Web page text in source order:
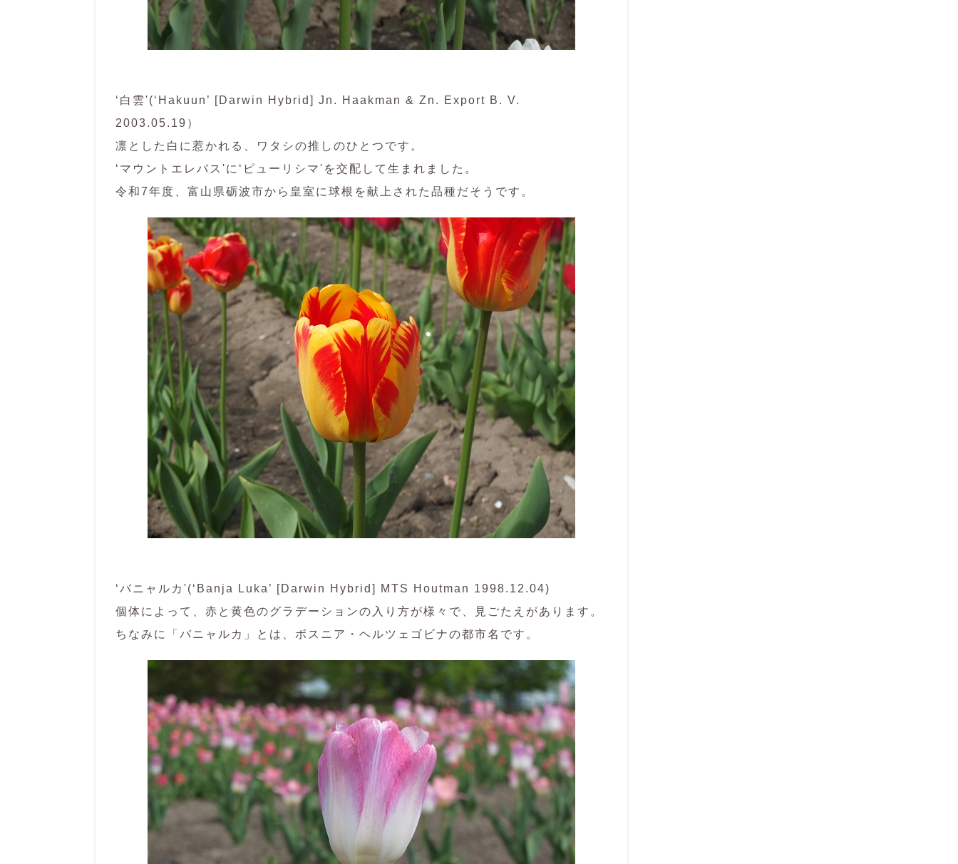
‘白雲'(‘Hakuun’ [Darwin Hybrid] Jn. Haakman & Zn. Export B. V.
2003.05.19）
凛とした白に惹かれる、ワタシの推しのひとつです。
‘マウントエレバス'に‘ピューリシマ'を交配して生まれました。
令和7年度、富山県砺波市から皇室に球根を献上された品種だそうです。
‘バニャルカ'(‘Banja Luka’ [Darwin Hybrid] MTS Houtman 1998.12.04)
個体によって、赤と黄色のグラデーションの入り方が様々で、見ごたえがあります。
ちなみに「バニャルカ」とは、ボスニア・ヘルツェゴビナの都市名です。